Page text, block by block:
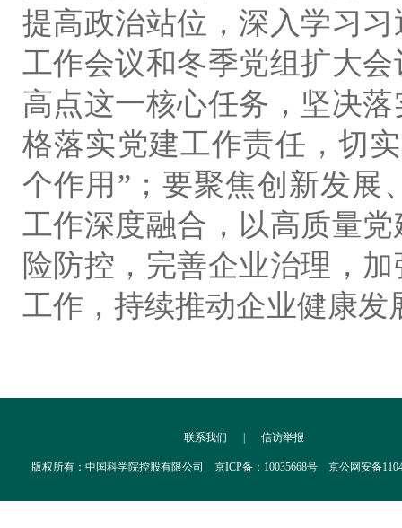
提高政治站位，深入学习习
工作会议和冬季党组扩大
高点这一核心任务，坚决
格落实党建工作责任，切
个作用 ” ；要聚焦创新发
工作深度融合，以高质量
险防控，完善企业治理，
工作，持续推动企业健康发
联系我们 | 信访举报
版权所有：中国科学院控股有限公司 京ICP备：10035668号 京公网安备